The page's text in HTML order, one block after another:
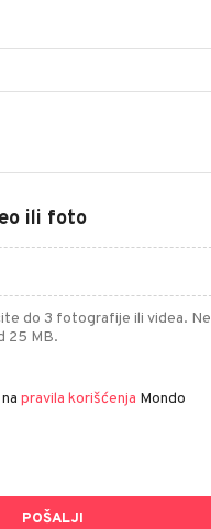
ili foto
do 3 fotografije ili videa. Ne
25 MB.
pravila korišćenja Mondo
POŠALJI